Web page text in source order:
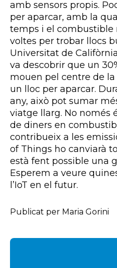
amb sensors propis.
per aparcar, amb la
temps i el
voltes per trobar llocs
Universitat de
va descobrir que un
mouen pel centre de
un lloc per aparcar.
any, això pot sumar
viatge llarg. No només
de diners en
contribueix a les
of Things ho canviarà
està fent possible una
Esperem a veure
l’IoT en el futur.
Publicat per Maria Gorini